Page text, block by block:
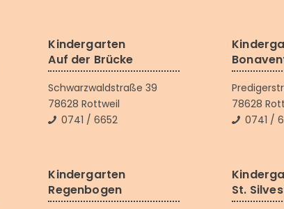
Kindergarten
Auf der Brücke
Schwarzwaldstraße 39
78628 Rottweil
0741 / 6652
Kindergarten
Regenbogen
78628
0741 /
St.